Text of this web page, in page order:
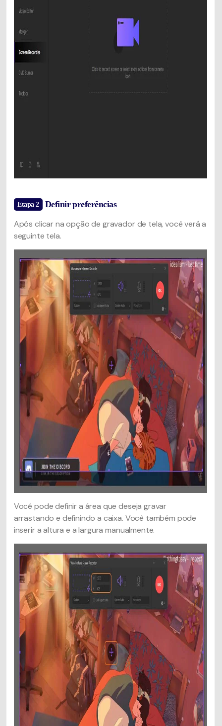
Etapa 2 Definir preferências
Após clicar na opção de gravador de tela, você verá a
seguinte tela.
Você pode definir a área que deseja gravar
arrastando e definindo a caixa. Você também pode
inserir a altura e a largura manualmente.